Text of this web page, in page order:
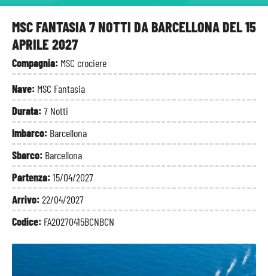
MSC FANTASIA 7 NOTTI DA BARCELLONA DEL 15
APRILE 2027
Compagnia: MSC crociere
Nave: MSC Fantasia
Durata:7 Notti
Imbarco: Barcellona
Sbarco: Barcellona
Partenza:15/04/2027
Arrivo:22/04/2027
Codice: FA20270415BCNBCN